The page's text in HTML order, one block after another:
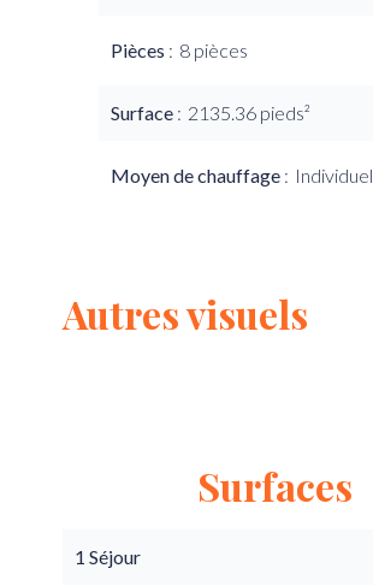
Pièces 8 pièces
Surface 2135.36 pieds²
Moyen de chauffage Individuel
Autres visuels
Surfaces
1 Séjour